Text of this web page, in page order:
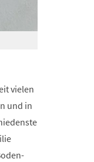
vielen
und in